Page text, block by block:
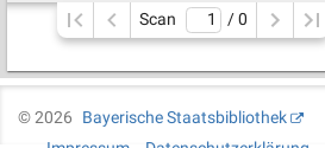
Scan / 0
©2026
Bayerische Staatsbibliothek